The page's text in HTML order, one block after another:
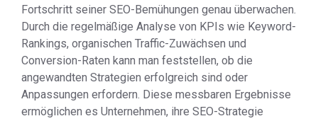
Fortschritt seiner SEO-Bemühungen genau überwachen.
Durch die regelmäßige Analyse von KPIs wie Keyword-
Rankings, organischen Traffic-Zuwächsen und
Conversion-Raten kann man feststellen, ob die
angewandten Strategien erfolgreich sind oder
Anpassungen erfordern. Diese messbaren Ergebnisse
ermöglichen es Unternehmen, ihre SEO-Strategie